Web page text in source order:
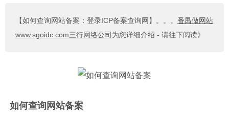
【如何查询网站备案：登录ICP备案查询网】 。。。 番禺做网站
www.sgoidc.com三行网络公司 为您详细介绍 - 请往下阅读》
如何查询网站备案